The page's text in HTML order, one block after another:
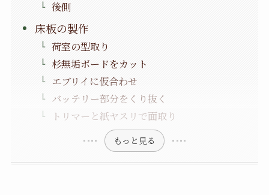
後側
床板の製作
荷室の型取り
杉無垢ボードをカット
エブリイに仮合わせ
バッテリー部分をくり抜く
トリマーと紙ヤスリで面取り
もっと見る